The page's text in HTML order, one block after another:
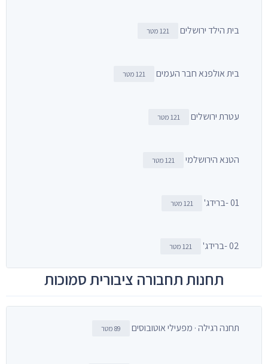
בית הילד ירושלים 121 מטר
בית אולפנא חבר העמים 121 מטר
עטרת ירושלים 121 מטר
הטנא הירושלמי 121 מטר
01 -ברידג' 121 מטר
02 -ברידג' 121 מטר
תחנות תחבורה ציבורית סמוכות
תחנה רגילה · מפעילי אוטובוסים 89 מטר